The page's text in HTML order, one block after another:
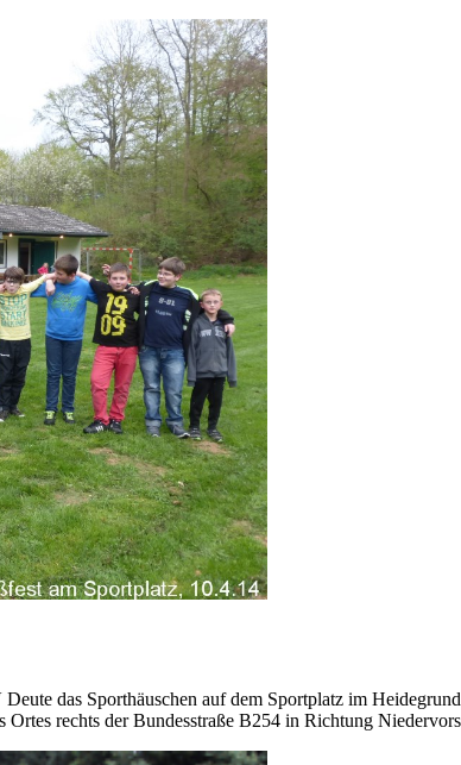
das Sporthäuschen auf dem Sportplatz im
rechts der Bundesstraße B254 in Richtung